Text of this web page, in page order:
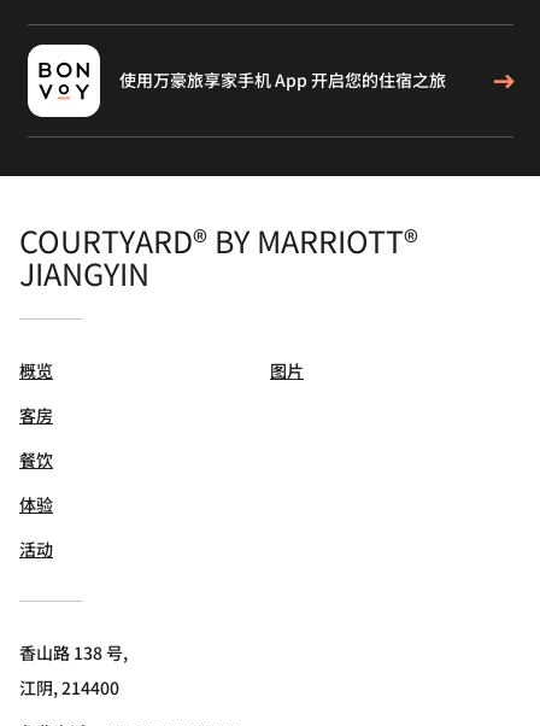
使用万豪旅享家手机 App 开启您的住宿之旅
COURTYARD® BY MARRIOTT®
JIANGYIN
概览
客房
餐饮
体验
活动
图片
香山路 138 号,
江阴, 214400